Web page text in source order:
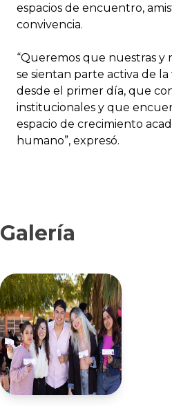
espacios de encuentro,
convivencia.
“Queremos que nuestras y
se sientan parte activa de
desde el primer día, que
institucionales y que
espacio de crecimiento
humano”, expresó.
Galería